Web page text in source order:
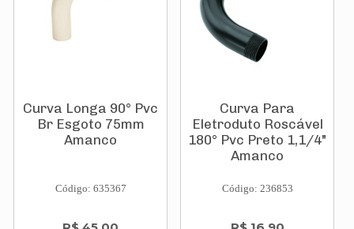
Curva Longa 90° Pvc
Br Esgoto 75mm
Amanco
Código: 635367
Curva Para
Eletroduto Roscável
180° Pvc Preto 1,1/4"
Amanco
Código: 236853